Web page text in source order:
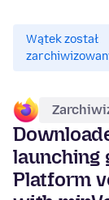
Wątek został
launching
Platform